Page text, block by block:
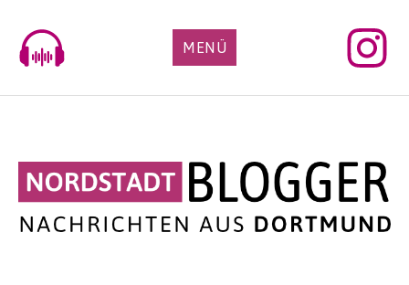
content
MENÜ